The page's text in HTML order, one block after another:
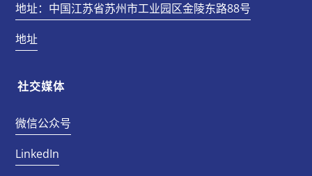
地址：中国江苏省苏州市工业园区金陵东路88号
地址
社交媒体
微信公众号
LinkedIn